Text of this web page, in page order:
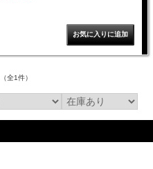
（全1件）